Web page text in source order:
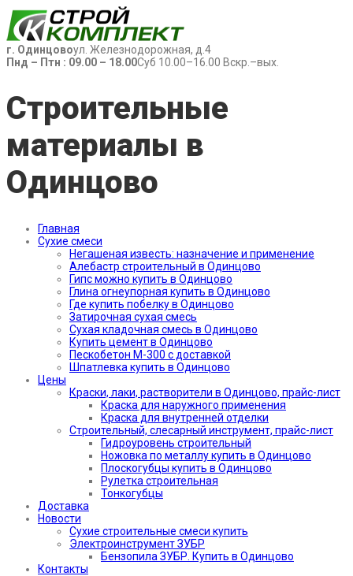
г. Одинцовоул. Железнодорожная, д.4
Пнд – Птн : 09.00 – 18.00Суб 10.00–16.00 Вскр.–вых.
Строительные
материалы в
Одинцово
Главная
Сухие смеси
Негашеная известь: назначение и применение
Алебастр строительный в Одинцово
Гипс можно купить в Одинцово
Глина огнеупорная купить в Одинцово
Где купить побелку в Одинцово
Затирочная сухая смесь
Сухая кладочная смесь в Одинцово
Купить цемент в Одинцово
Пескобетон М-300 с доставкой
Шпатлевка купить в Одинцово
Цены
Краски, лаки, растворители в Одинцово, прайс-лист
Краска для наружного применения
Краска для внутренней отделки
Строительный, слесарный инструмент, прайс-лист
Гидроуровень строительный
Ножовка по металлу купить в Одинцово
Плоскогубцы купить в Одинцово
Рулетка строительная
Тонкогубцы
Доставка
Новости
Сухие строительные смеси купить
Электроинструмент ЗУБР
Бензопила ЗУБР. Купить в Одинцово
Контакты